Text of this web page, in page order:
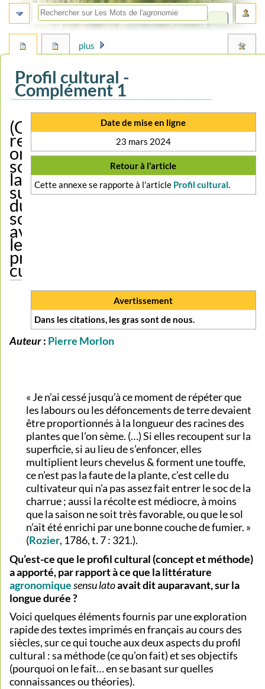
Profil cultural -
Complément 1
Aller
à
la
navigation
Aller
à
la
recherche
Date de mise en ligne
23 mars 2024
Retour à l'article
Cette annexe se rapporte à l'article Profil cultural.
(Que)
regardait-
on
sous
la
surface
du
sol
avant
le
profil
cultural ?
Avertissement
Dans les citations, les gras sont de nous.
Auteur: Pierre Morlon
« Je n’ai cessé jusqu’à ce moment de répéter que
les labours ou les défoncements de terre devaient
être proportionnés à la longueur des racines des
plantes que l’on sème. (…) Si elles recoupent sur la
superficie, si au lieu de s’enfoncer, elles
multiplient leurs chevelus & forment une touffe,
ce n’est pas la faute de la plante, c’est celle du
cultivateur qui n’a pas assez fait entrer le soc de la
charrue ; aussi la récolte est médiocre, à moins
que la saison ne soit très favorable, ou que le sol
n’ait été enrichi par une bonne couche de fumier. »
(Rozier, 1786, t. 7 : 321.).
Qu’est-ce que le profil cultural (concept et méthode)
a apporté, par rapport à ce que la littérature
agronomiquesensu latoavait dit auparavant, sur la
longue durée ?
Voici quelques éléments fournis par une exploration
rapide des textes imprimés en français au cours des
siècles, sur ce qui touche aux deux aspects du profil
cultural : sa méthode (ce qu’on fait) et ses objectifs
(pourquoi on le fait… en se basant sur quelles
connaissances ou théories).
plus